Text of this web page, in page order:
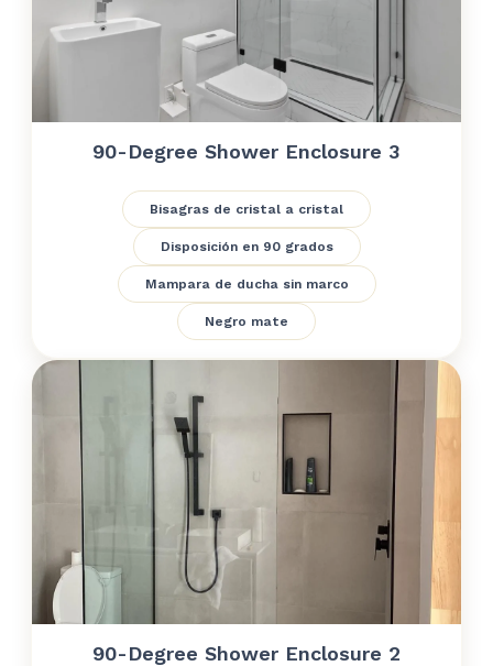
90-Degree Shower Enclosure 3
Bisagras de cristal a cristal
Disposición en 90 grados
Mampara de ducha sin marco
Negro mate
90-Degree Shower Enclosure 2